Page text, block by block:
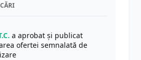
a aprobat și publicat
ofertei semnalată de